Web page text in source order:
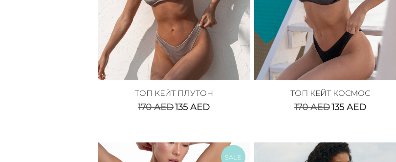
ТОП КЕЙТ ПЛУТОН
170AED135AED
ТОП КЕЙТ КОСМОС
170AED135 AED
SALE